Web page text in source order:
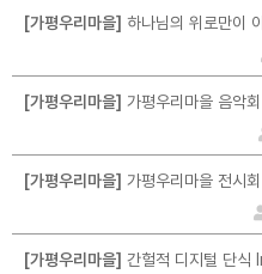
[가평우리마을] 하나님의 위로만이
[가평우리마을] 가평우리마을 음악
[가평우리마을] 가평우리마을 전시회
[가평우리마을] 간헐적 디지털 단식